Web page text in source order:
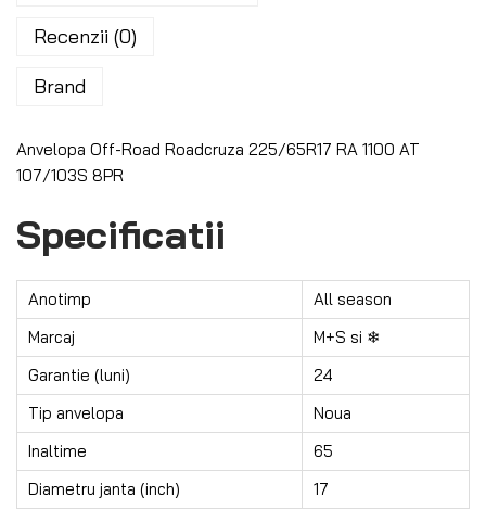
Recenzii (0)
Brand
Anvelopa Off-Road Roadcruza 225/65R17 RA 1100 AT
107/103S 8PR
Specificatii
Anotimp
All season
Marcaj
M+S si ❄︎
Garantie (luni)
24
Tip anvelopa
Noua
Inaltime
65
Diametru janta (inch)
17